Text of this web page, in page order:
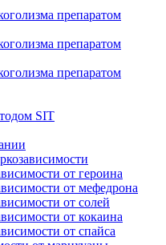
препаратом
препаратом
препаратом
SIT
от героина
от мефедрона
от солей
от кокаина
от спайса